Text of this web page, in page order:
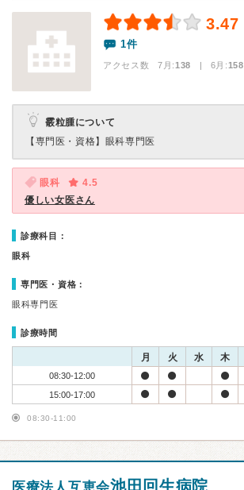
3.47
1件
アクセス数 7月:138 | 6月:158
霰粒腫について
【専門医・資格】 眼科専門医
眼科
4.5
優しい女医さん
診療科目：
眼科
専門医・資格：
眼科専門医
診療時間
月 火 水 木
08:30-12:00
15:00-17:00
08:30-11:00
池田回生病院